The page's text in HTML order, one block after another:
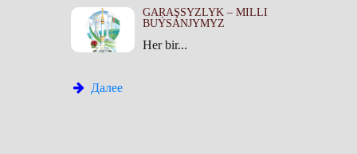
GARAŞSYZLYK – MILLI
BUÝSANJYMYZ
Her bir...
Далее